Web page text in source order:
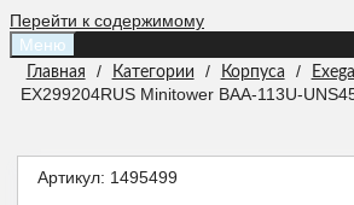
Перейти к содержимому
Меню
Главная / Категории / Корпуса /
EX299204RUS Minitower BAA-113U-
Артикул: 1495499